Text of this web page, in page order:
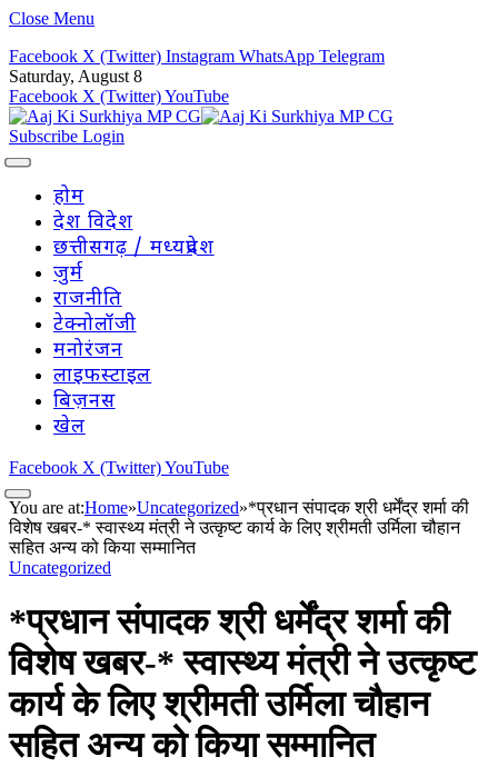
Close Menu
Facebook X (Twitter) Instagram WhatsApp Telegram
Saturday, August 8
Facebook X (Twitter)YouTube
Subscribe Login
होम
देश विदेश
छत्तीसगढ़ / मध्यप्रदेश
जुर्म
राजनीति
टेक्नोलॉजी
मनोरंजन
लाइफस्टाइल
बिज़नस
खेल
Facebook X (Twitter)YouTube
You are at:Home»Uncategorized»*प्रधान संपादक श्री धर्मेंद्र शर्मा की
विशेष खबर-* स्वास्थ्य मंत्री ने उत्कृष्ट कार्य के लिए श्रीमती उर्मिला चौहान
सहित अन्य को किया सम्मानित
Uncategorized
*प्रधान संपादक श्री धर्मेंद्र शर्मा की
विशेष खबर-* स्वास्थ्य मंत्री ने उत्कृष्ट
कार्य के लिए श्रीमती उर्मिला चौहान
सहित अन्य को किया सम्मानित